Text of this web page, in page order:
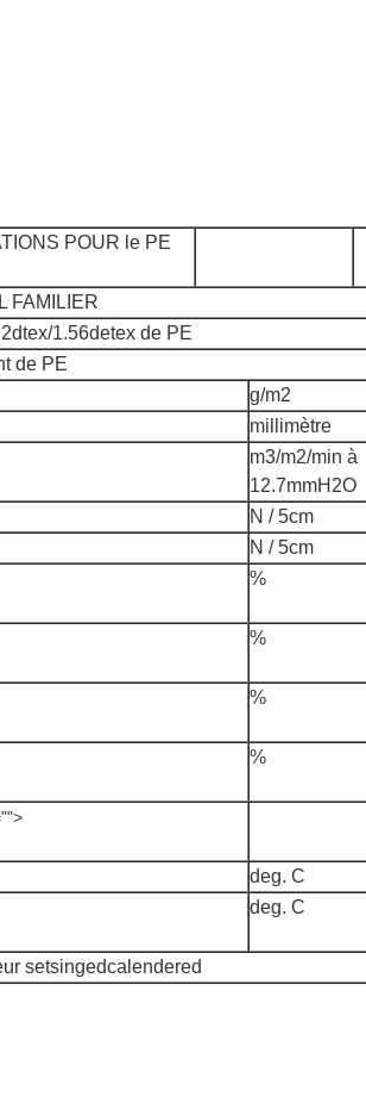
POUR le PE
FAMILIER
1.56detex de PE
de PE
g/m2
millimètre
m3/m2/min à
12.7mmH2O
N / 5cm
N / 5cm
%
%
%
%
deg. C
deg. C
setsingedcalendered